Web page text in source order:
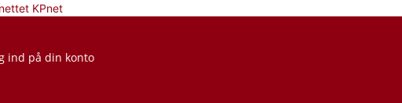
KPnet
ind på din konto